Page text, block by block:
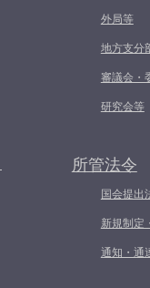
外局等
地方支分
審議会・
研究会等
所管法令
国会提出
新規制定
通知・通